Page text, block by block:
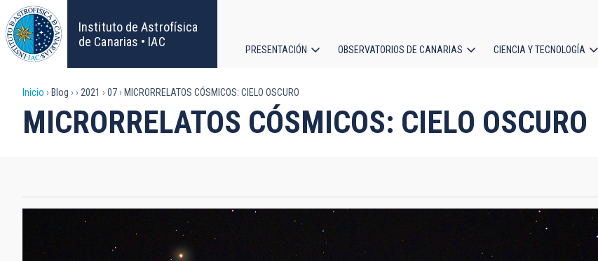
Pasar
al
contenido
principal
Instituto de Astrofísica
de Canarias • IAC
principal
PRESENTACIÓN OBSERVATORIOS DE CANARIAS CIENCIA Y TECNOLOGÍA
Sobrescribir
enlaces
ayuda
Inicio Blog 2021 07 MICRORRELATOS CÓSMICOS: CIELO OSCURO
MICRORRELATOS CÓSMICOS: CIELO OSCURO